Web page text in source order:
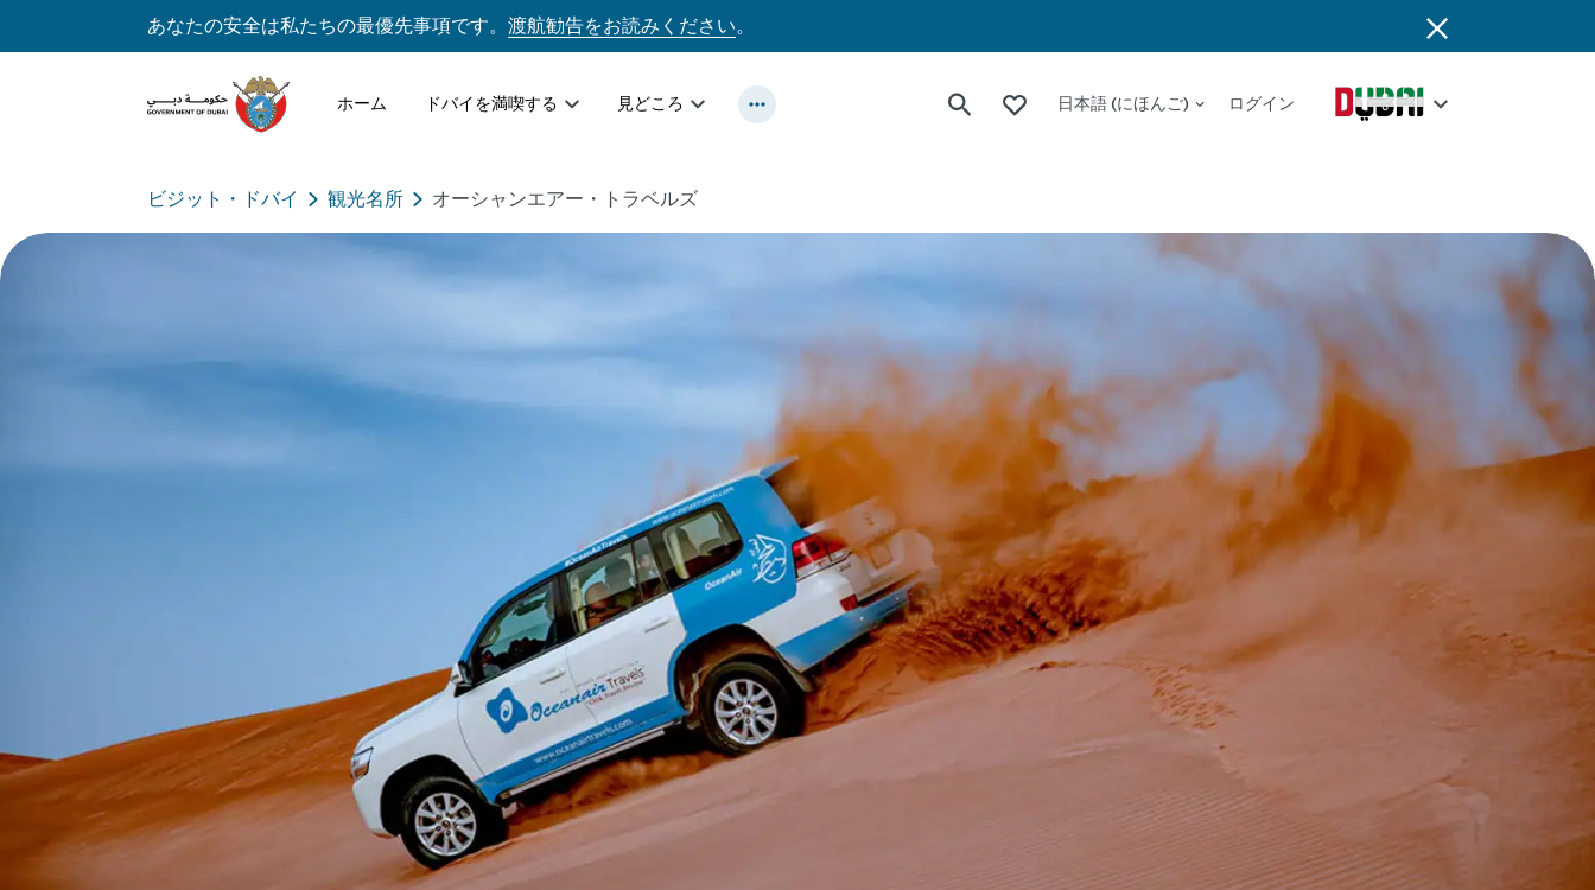
あなたの安全は私たちの最優先事項です。 渡航勧告をお読みください。
ホーム ドバイを満喫する 見どころ 日本語 (にほんご) ログイン
ビジット・ドバイ 観光名所 オーシャンエアー・トラベルズ